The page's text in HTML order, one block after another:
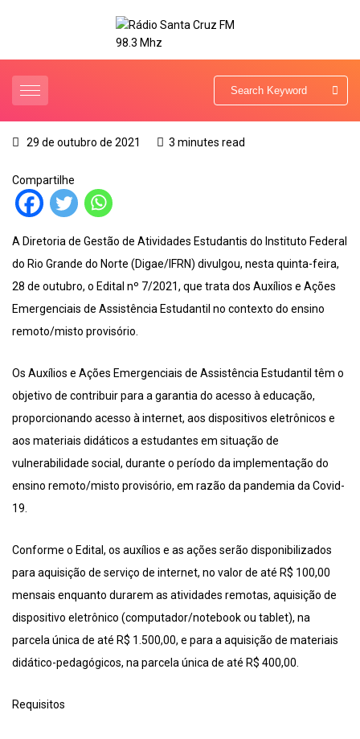
29 de outubro de 2021 3 minutes read
Compartilhe
A Diretoria de Gestão de Atividades Estudantis do Instituto Federal
do Rio Grande do Norte (Digae/IFRN) divulgou, nesta quinta-feira,
28 de outubro, o Edital nº 7/2021, que trata dos Auxílios e Ações
Emergenciais de Assistência Estudantil no contexto do ensino
remoto/misto provisório.
Os Auxílios e Ações Emergenciais de Assistência Estudantil têm o
objetivo de contribuir para a garantia do acesso à educação,
proporcionando acesso à internet, aos dispositivos eletrônicos e
aos materiais didáticos a estudantes em situação de
vulnerabilidade social, durante o período da implementação do
ensino remoto/misto provisório, em razão da pandemia da Covid-
19.
Conforme o Edital, os auxílios e as ações serão disponibilizados
para aquisição de serviço de internet, no valor de até R$ 100,00
mensais enquanto durarem as atividades remotas, aquisição de
dispositivo eletrônico (computador/notebook ou tablet), na
parcela única de até R$ 1.500,00, e para a aquisição de materiais
didático-pedagógicos, na parcela única de até R$ 400,00.
Requisitos